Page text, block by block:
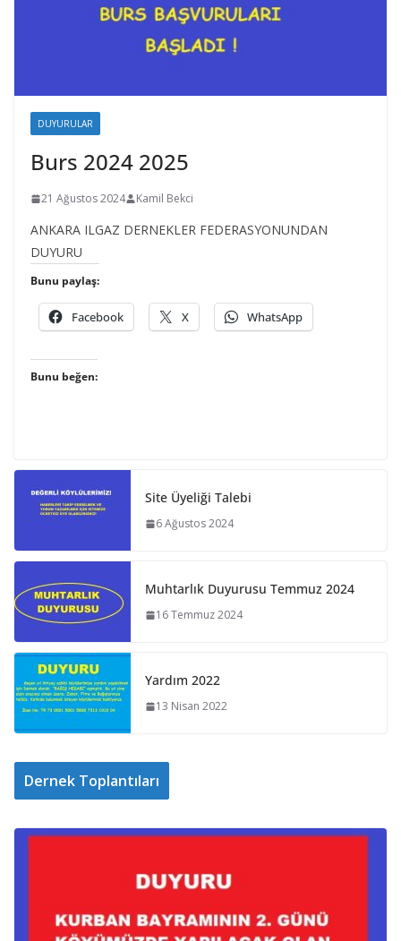
DUYURULAR
Burs 2024 2025
21 Ağustos 2024 Kamil Bekci
ANKARA ILGAZ DERNEKLER FEDERASYONUNDAN
DUYURU
Bunu paylaş:
Facebook X WhatsApp
Bunu beğen:
Site Üyeliği Talebi
6 Ağustos 2024
Muhtarlık Duyurusu Temmuz 2024
16 Temmuz 2024
Yardım 2022
13 Nisan 2022
Dernek Toplantıları